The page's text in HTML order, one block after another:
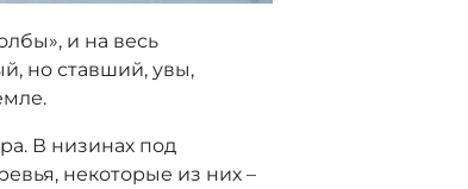
и на весь
но ставший, увы,
В низинах под
некоторые из них –